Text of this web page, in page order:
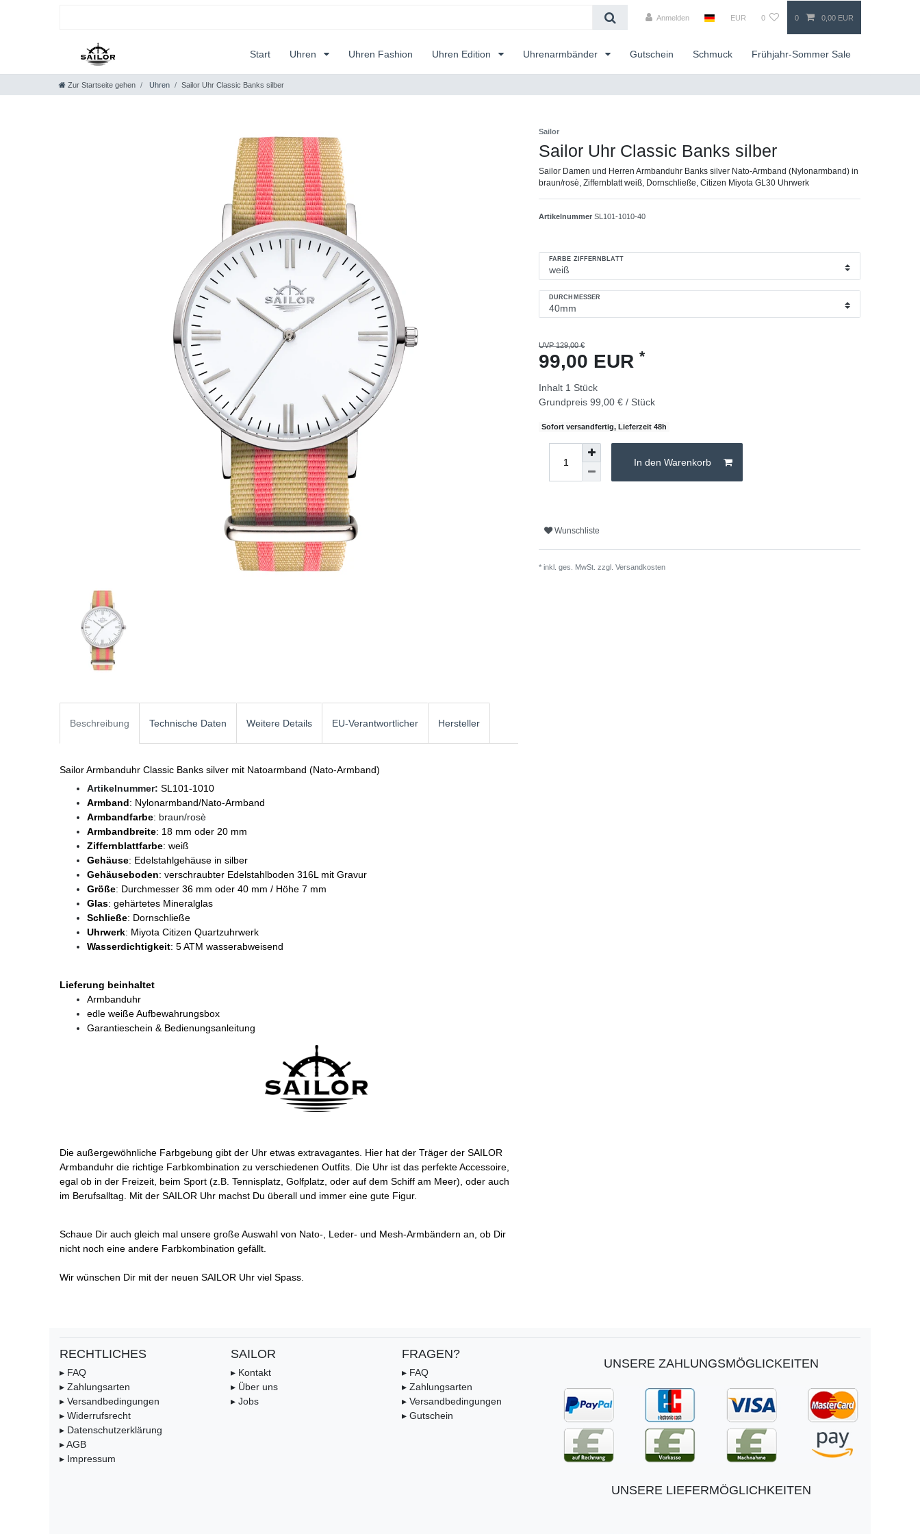
Anmelden EUR 0 0 0,00 EUR
Start Uhren Uhren Fashion Uhren Edition Uhrenarmbänder Gutschein Schmuck Frühjahr-Sommer Sale
Zur Startseite gehen Uhren Sailor Uhr Classic Banks silber
Sailor
Sailor Uhr Classic Banks silber
Sailor Damen und Herren Armbanduhr Banks silver Nato-Armband (Nylonarmband) in
braun/rosè, Ziffernblatt weiß, Dornschließe, Citizen Miyota GL30 Uhrwerk
Artikelnummer SL101-1010-40
FARBE ZIFFERNBLATT
DURCHMESSER
UVP 129,00 €
99,00 EUR *
Inhalt 1 Stück
Grundpreis 99,00 € / Stück
Sofort versandfertig, Lieferzeit 48h
In den Warenkorb
Wunschliste
* inkl. ges. MwSt. zzgl. Versandkosten
Beschreibung Technische Daten Weitere Details EU-Verantwortlicher Hersteller
Sailor Armbanduhr Classic Banks silver mit Natoarmband (Nato-Armband)
Artikelnummer: SL101-1010
Armband: Nylonarmband/Nato-Armband
Armbandfarbe: braun/rosè
Armbandbreite: 18 mm oder 20 mm
Ziffernblattfarbe: weiß
Gehäuse: Edelstahlgehäuse in silber
Gehäuseboden: verschraubter Edelstahlboden 316L mit Gravur
Größe: Durchmesser 36 mm oder 40 mm / Höhe 7 mm
Glas: gehärtetes Mineralglas
Schließe: Dornschließe
Uhrwerk: Miyota Citizen Quartzuhrwerk
Wasserdichtigkeit: 5 ATM wasserabweisend
Lieferung beinhaltet
Armbanduhr
edle weiße Aufbewahrungsbox
Garantieschein & Bedienungsanleitung
Die außergewöhnliche Farbgebung gibt der Uhr etwas extravagantes. Hier hat der Träger der SAILOR
Armbanduhr die richtige Farbkombination zu verschiedenen Outfits. Die Uhr ist das perfekte Accessoire,
egal ob in der Freizeit, beim Sport (z.B. Tennisplatz, Golfplatz, oder auf dem Schiff am Meer), oder auch
im Berufsalltag. Mit der SAILOR Uhr machst Du überall und immer eine gute Figur.
Schaue Dir auch gleich mal unsere große Auswahl von Nato-, Leder- und Mesh-Armbändern an, ob Dir
nicht noch eine andere Farbkombination gefällt.
Wir wünschen Dir mit der neuen SAILOR Uhr viel Spass.
RECHTLICHES
▸ FAQ
▸ Zahlungsarten
▸ Versandbedingungen
▸ Widerrufsrecht
▸ Datenschutzerklärung
▸ AGB
▸ Impressum
SAILOR
▸ Kontakt
▸ Über uns
▸ Jobs
FRAGEN?
▸ FAQ
▸ Zahlungsarten
▸ Versandbedingungen
▸ Gutschein
UNSERE ZAHLUNGSMÖGLICKEITEN
UNSERE LIEFERMÖGLICHKEITEN